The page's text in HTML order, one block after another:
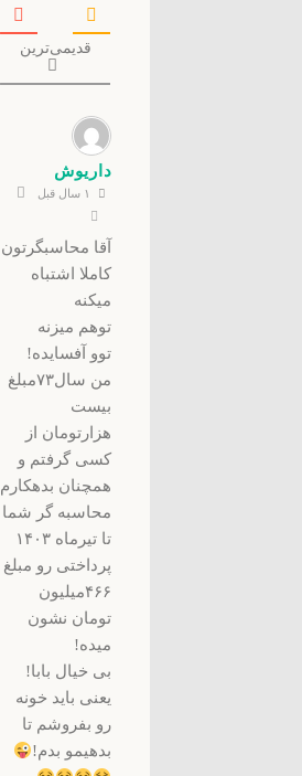
قدیمی‌ترین
داریوش
آقا محاسبگرتون
کاملا اشتباه
میکنه
توهم میزنه
توو آفسایده!
من سال۷۳مبلغ
بیست
هزارتومان از
کسی گرفتم و
همچنان بدهکارم
محاسبه گر شما
تا تیرماه ۱۴۰۳
پرداختی رو مبلغ
۴۶۶میلیون
تومان نشون
میده!
بی خیال بابا!
یعنی باید خونه
رو بفروشم تا
بدهیمو بدم!